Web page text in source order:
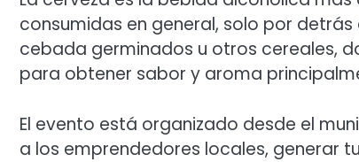
consumidas en general, solo por
cebada germinados u otros cereales,
para obtener sabor y aroma
El evento está organizado desde el
a los emprendedores locales, generar